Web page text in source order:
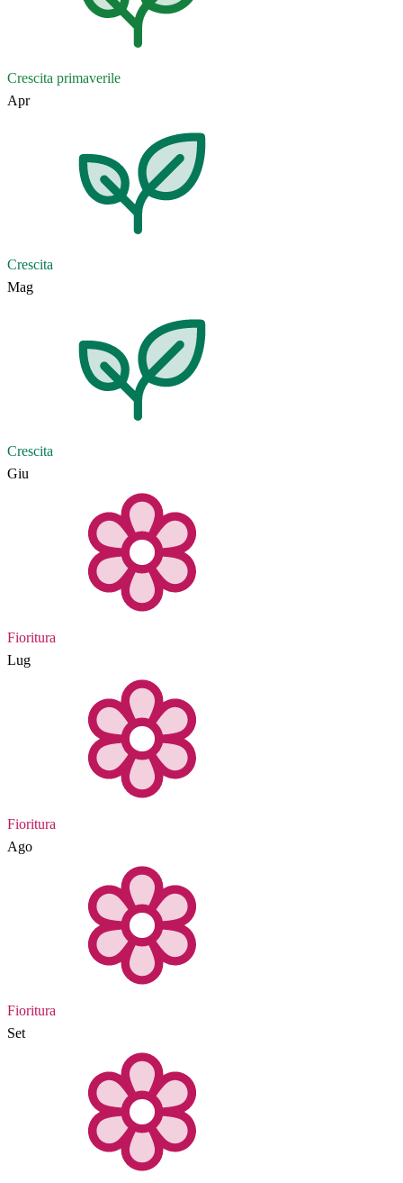
Crescita primaverile
Apr
Crescita
Mag
Crescita
Giu
Fioritura
Lug
Fioritura
Ago
Fioritura
Set